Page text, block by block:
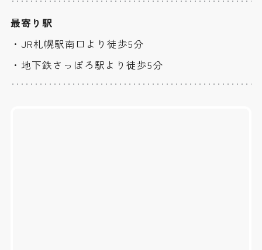
最寄り駅
・JR札幌駅南口より徒歩5分
・地下鉄さっぽろ駅より徒歩5分